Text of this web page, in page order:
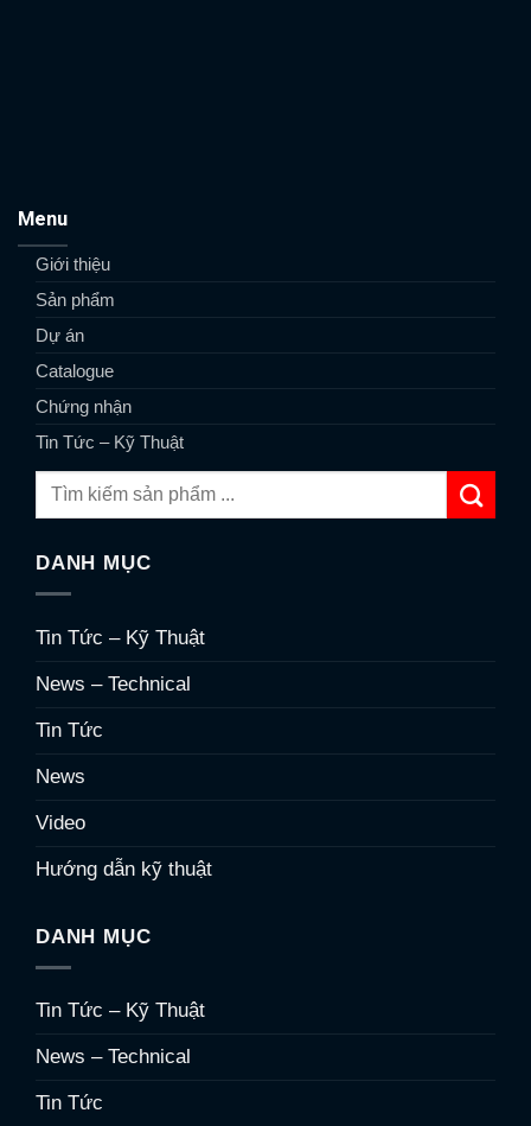
Menu
Giới thiệu
Sản phẩm
Dự án
Catalogue
Chứng nhận
Tin Tức – Kỹ Thuật
DANH MỤC
Tin Tức – Kỹ Thuật
News – Technical
Tin Tức
News
Video
Hướng dẫn kỹ thuật
DANH MỤC
Tin Tức – Kỹ Thuật
News – Technical
Tin Tức